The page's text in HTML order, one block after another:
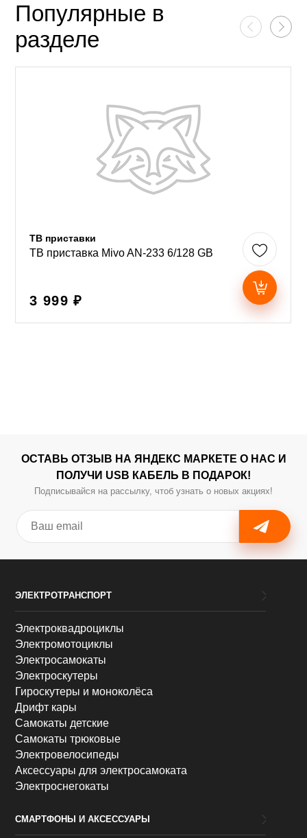
Популярные в
разделе
ТВ приставки
ТВ приставка Mivo AN-233 6/128 GB
3 999 ₽
ОСТАВЬ ОТЗЫВ НА ЯНДЕКС МАРКЕТЕ О НАС И
ПОЛУЧИ USB КАБЕЛЬ В ПОДАРОК!
Подписывайся на рассылку, чтоб узнать о новых акциях!
ЭЛЕКТРОТРАНСПОРТ
Электроквадроциклы
Электромотоциклы
Электросамокаты
Электроскутеры
Гироскутеры и моноколёса
Дрифт кары
Самокаты детские
Самокаты трюковые
Электровелосипеды
Аксессуары для электросамоката
Электроснегокаты
СМАРТФОНЫ И АКСЕССУАРЫ